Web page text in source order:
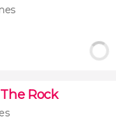
Rock